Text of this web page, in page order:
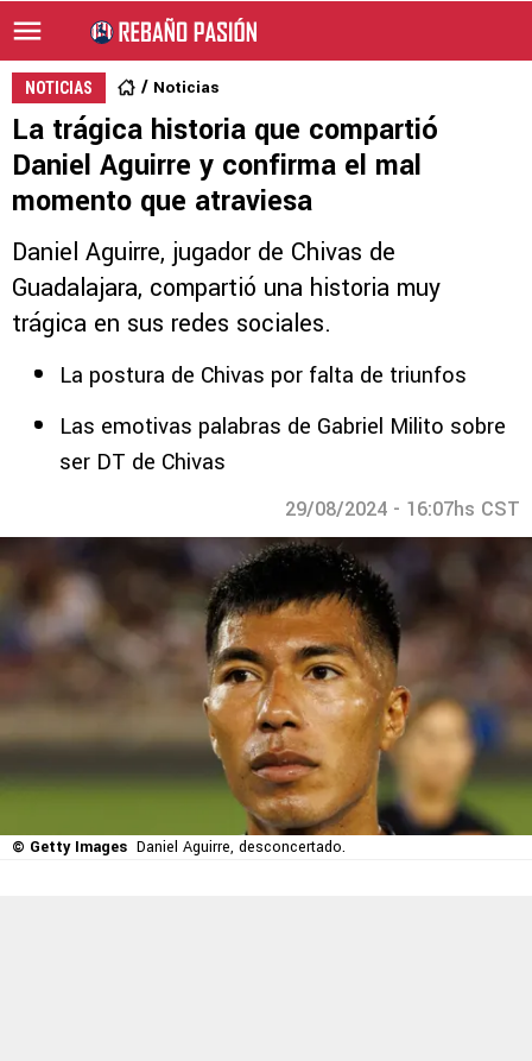
NOTICIAS Noticias
La trágica historia que compartió
Daniel Aguirre y confirma el mal
momento que atraviesa
Daniel Aguirre, jugador de Chivas de
Guadalajara, compartió una historia muy
trágica en sus redes sociales.
La postura de Chivas por falta de triunfos
Las emotivas palabras de Gabriel Milito sobre
ser DT de Chivas
29/08/2024 - 16:07hs CST
© Getty Images Daniel Aguirre, desconcertado.